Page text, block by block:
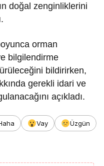
doğal zenginliklerini
orman
bilgilendirme
bildirirken,
gerekli idari ve
açıkladı.
Vay
Üzgün